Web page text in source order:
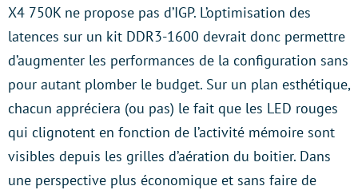
X4 750K ne propose pas d’IGP. L’optimisation des
latences sur un kit DDR3-1600 devrait donc permettre
d’augmenter les performances de la configuration sans
pour autant plomber le budget. Sur un plan esthétique,
chacun appréciera (ou pas) le fait que les LED rouges
qui clignotent en fonction de l’activité mémoire sont
visibles depuis les grilles d’aération du boitier. Dans
une perspective plus économique et sans faire de